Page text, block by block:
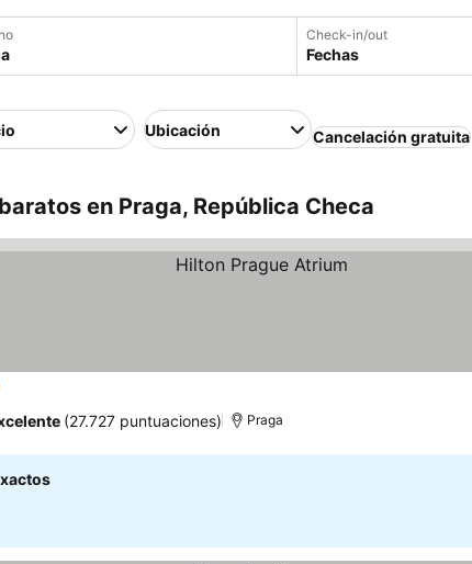
Check-in/out
Fechas
Ubicación Cancelación gratuita
en Praga, República Checa
(27.727 puntuaciones) Praga